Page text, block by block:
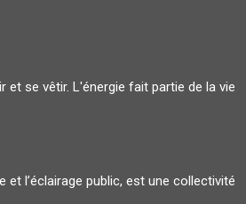
se vêtir. L'énergie fait partie de la vie
l’éclairage public, est une collectivité